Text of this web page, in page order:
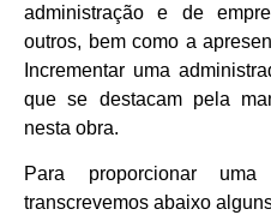
administração e de
outros, bem como a
Incrementar uma
que se destacam pela
nesta obra.
Para proporcionar
transcrevemos abaixo